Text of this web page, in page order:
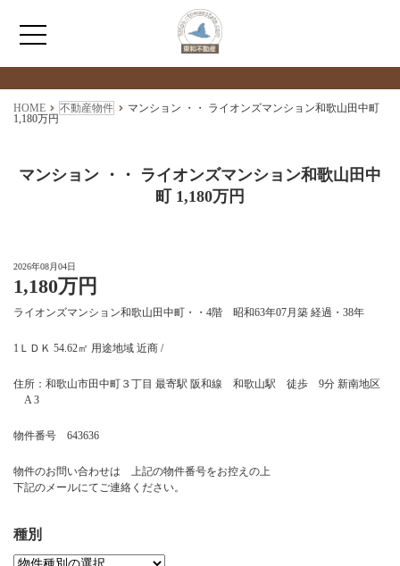
HOME
月極駐車場のご案内
検索物件の詳細
****
HOME 不動産物件
マンション ・・ ライオンズマンション和歌山田中町
1,180万円
マンション ・・ ライオンズマンション和歌山田中
町 1,180万円
2026年08月04日
1,180万円
ライオンズマンション和歌山田中町・・4階 昭和63年07月築 経過・38年
1ＬＤＫ 54.62㎡ 用途地域 近商 /
住所：和歌山市田中町３丁目 最寄駅 阪和線 和歌山駅 徒歩 9分 新南地区
A 3
物件番号 643636
物件のお問い合わせは 上記の物件番号をお控えの上
下記のメールにてご連絡ください。
種別